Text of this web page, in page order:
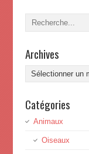
Archives
Archives
Catégories
Animaux
Oiseaux